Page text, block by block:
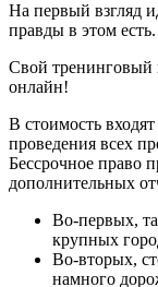
На первый взгляд
правды в этом есть.
Свой тренинговый
онлайн!
В стоимость
проведения всех
Бессрочное право
дополнительных
Во-первых,
крупных
Во-вторых,
намного